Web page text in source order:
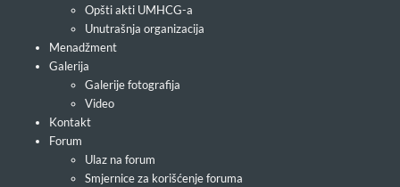
Opšti akti UMHCG-a
Unutrašnja organizacija
Menadžment
Galerija
Galerije fotografija
Video
Kontakt
Forum
Ulaz na forum
Smjernice za korišćenje foruma